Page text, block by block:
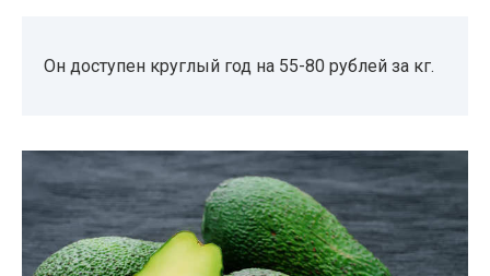
Он доступен круглый год на 55-80 рублей за кг.